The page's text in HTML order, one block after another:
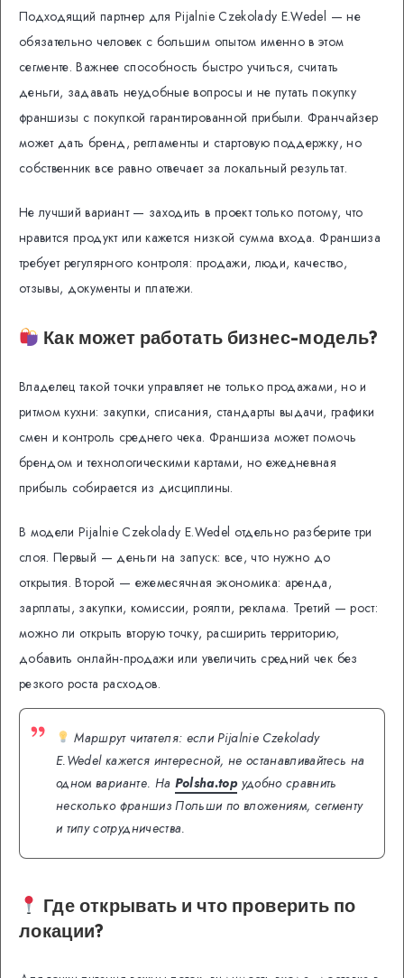
Подходящий партнер для Pijalnie Czekolady E.Wedel — не
обязательно человек с большим опытом именно в этом
сегменте. Важнее способность быстро учиться, считать
деньги, задавать неудобные вопросы и не путать покупку
франшизы с покупкой гарантированной прибыли. Франчайзер
может дать бренд, регламенты и стартовую поддержку, но
собственник все равно отвечает за локальный результат.
Не лучший вариант — заходить в проект только потому, что
нравится продукт или кажется низкой сумма входа. Франшиза
требует регулярного контроля: продажи, люди, качество,
отзывы, документы и платежи.
Как может работать бизнес-модель?
Владелец такой точки управляет не только продажами, но и
ритмом кухни: закупки, списания, стандарты выдачи, графики
смен и контроль среднего чека. Франшиза может помочь
брендом и технологическими картами, но ежедневная
прибыль собирается из дисциплины.
В модели Pijalnie Czekolady E.Wedel отдельно разберите три
слоя. Первый — деньги на запуск: все, что нужно до
открытия. Второй — ежемесячная экономика: аренда,
зарплаты, закупки, комиссии, роялти, реклама. Третий — рост:
можно ли открыть вторую точку, расширить территорию,
добавить онлайн-продажи или увеличить средний чек без
резкого роста расходов.
Маршрут читателя: если Pijalnie Czekolady
E.Wedel кажется интересной, не останавливайтесь на
одном варианте. На Polsha.topудобно сравнить
несколько франшиз Польши по вложениям, сегменту
и типу сотрудничества.
Где открывать и что проверить по
локации?